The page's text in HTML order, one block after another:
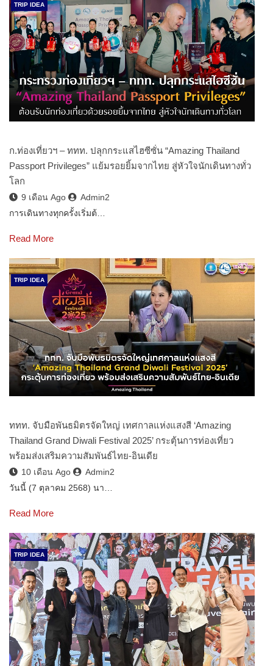
TRIP IDEA
ก.ท่องเที่ยวฯ – ททท. ปลุกกระแสไฮซีซั่น “Amazing Thailand
Passport Privileges” แย้มรอยยิ้มจากไทย สู่หัวใจนักเดินทางทั่ว
โลก
9 เดือน Ago
Admin2
การเดินทางทุกครั้งเริ่มต้…
Read More
TRIP IDEA
ททท. จับมือพันธมิตรจัดใหญ่ เทศกาลแห่งแสงสี ‘Amazing
Thailand Grand Diwali Festival 2025’ กระตุ้นการท่องเที่ยว
พร้อมส่งเสริมความสัมพันธ์ไทย-อินเดีย
10 เดือน Ago
Admin2
วันนี้ (7 ตุลาคม 2568) นา…
Read More
TRIP IDEA